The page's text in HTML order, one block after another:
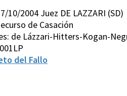
10/2004 Juez DE LAZZARI (SD)
de Casación
de Lázzari-Hitters-Kogan-
del Fallo